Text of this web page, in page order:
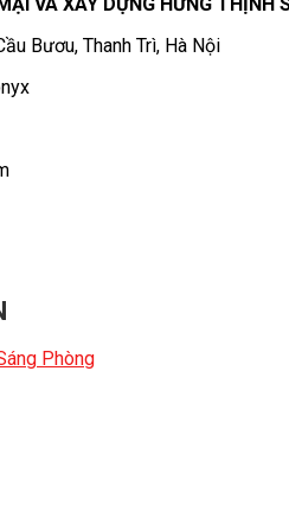
Bươu, Thanh Trì, Hà Nội